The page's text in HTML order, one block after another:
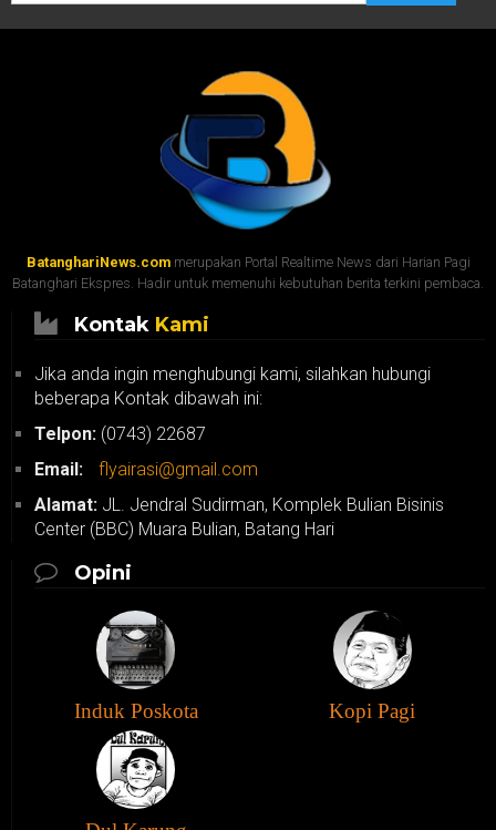
BatanghariNews.commerupakan Portal Realtime News dari Harian Pagi
Batanghari Ekspres. Hadir untuk memenuhi kebutuhan berita terkini pembaca.
Kontak Kami
Jika anda ingin menghubungi kami, silahkan hubungi
beberapa Kontak dibawah ini:
Telpon: (0743) 22687
Email:
flyairasi@gmail.com
Alamat: JL. Jendral Sudirman, Komplek Bulian Bisinis
Center (BBC) Muara Bulian, Batang Hari
Opini
Induk Poskota Kopi Pagi